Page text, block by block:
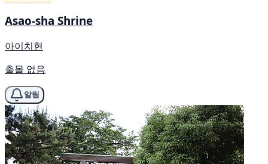
Asao-sha Shrine
아이치현
출몰 없음
알림